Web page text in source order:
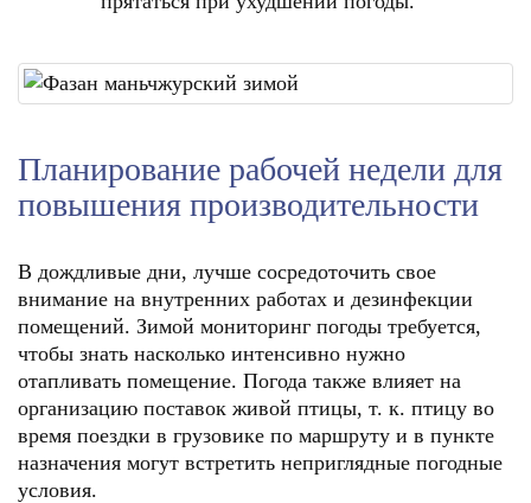
Планирование рабочей недели для
повышения производительности
В дождливые дни, лучше сосредоточить свое
внимание на внутренних работах и дезинфекции
помещений. Зимой мониторинг погоды требуется,
чтобы знать насколько интенсивно нужно
отапливать помещение. Погода также влияет на
организацию поставок живой птицы, т. к. птицу во
время поездки в грузовике по маршруту и в пункте
назначения могут встретить неприглядные погодные
условия.